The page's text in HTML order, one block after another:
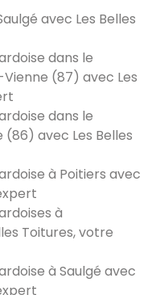
avec Les Belles
dans le
(87) avec Les
dans le
avec Les Belles
à Poitiers avec
à
Toitures, votre
à Saulgé avec